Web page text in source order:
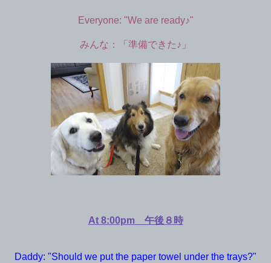
Everyone: "We are ready♪"
みんな：「準備できた♪」
At 8:00pm 午後８時
Daddy: "Should we put the paper towel under the trays?"